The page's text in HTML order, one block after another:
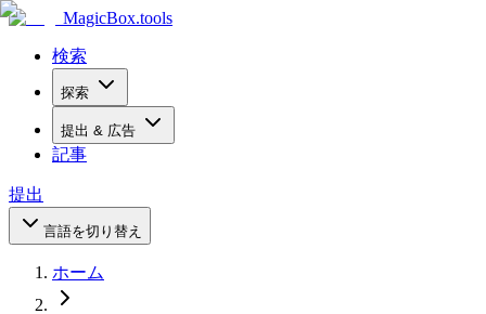
MagicBox.tools
検索
探索
提出 & 広告
記事
提出
言語を切り替え
ホーム